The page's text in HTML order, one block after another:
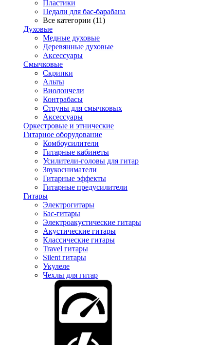
Пластики
Педали для бас-барабана
Все категории (11)
Духовые
Медные духовые
Деревянные духовые
Аксессуары
Смычковые
Скрипки
Альты
Виолончели
Контрабасы
Струны для смычковых
Аксеcсуары
Оркестровые и этнические
Гитарное оборудование
Комбоусилители
Гитарные кабинеты
Усилители-головы для гитар
Звукосниматели
Гитарные эффекты
Гитарные предусилители
Гитары
Электрогитары
Бас-гитары
Электроакустические гитары
Акустические гитары
Классические гитары
Travel гитары
Silent гитары
Укулеле
Чехлы для гитар